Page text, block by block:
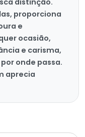
distinção.
proporciona
e
ocasião,
e carisma,
onde passa.
aprecia